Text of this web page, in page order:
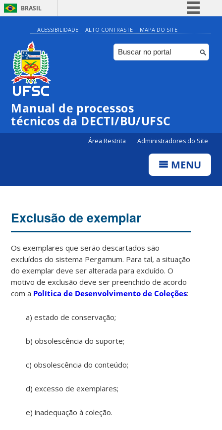
BRASIL
Simplifique!
Comunica BR
Participe
ACESSIBILIDADE ALTO CONTRASTE MAPA DO SITE
Manual de processos
técnicos da DECTI/BU/UFSC
Área Restrita Administradores do Site
MENU
Exclusão de exemplar
Os exemplares que serão descartados são
excluídos do sistema Pergamum. Para tal, a situação
do exemplar deve ser alterada para excluído. O
motivo de exclusão deve ser preenchido de acordo
com a Política de Desenvolvimento de Coleções:
a) estado de conservação;
b) obsolescência do suporte;
c) obsolescência do conteúdo;
d) excesso de exemplares;
e) inadequação à coleção.